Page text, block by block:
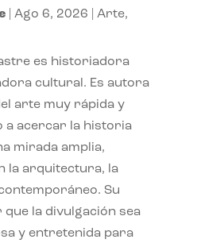
| Ago 6, 2026 Arte,
es historiadora
cultural. Es autora
arte muy rápida y
a acercar la historia
mirada amplia,
la arquitectura, la
Su
que la divulgación sea
y entretenida para